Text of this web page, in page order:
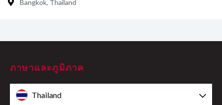
Bangkok, Thailand
ภาษาและภูมิภาค
Thailand